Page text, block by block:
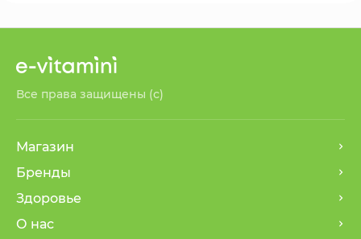
Все права защищены (с)
Магазин
Бренды
Здоровье
О нас